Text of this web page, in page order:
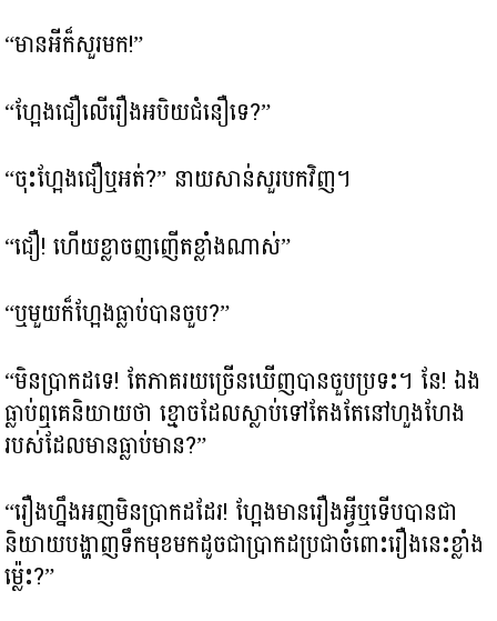
“មានអីក៏សួរមក!”
“ហ្អែងជឿលើរឿងអបិយជំនឿទេ?”
“ចុះហ្អែងជឿឬអត់?” នាយសាន់សួរបកវិញ។
“ជឿ! ហើយខ្លាចញញើតខ្លាំងណាស់”
“ឬមួយក៏ហ្អែងធ្លាប់បានចួប?”
“មិនប្រាកដទេ! តែភាគរយច្រើនឃើញបានចួបប្រទះ។ នែ! ឯង
ធ្លាប់ឮគេនិយាយថា ខ្មោចដែលស្លាប់ទៅតែងតែនៅហួងហែង
របស់ដែលមានធ្លាប់មាន?”
“រឿងហ្នឹងអញមិនប្រាកដដែរ! ហ្អែងមានរឿងអ្វីឬទើបបានជា
និយាយបង្ហាញទឹកមុខមកដូចជាប្រាកដប្រជាចំពោះរឿងនេះខ្លាំង
ម្ល៉េះ?”